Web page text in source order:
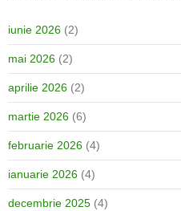
iunie 2026 (2)
mai 2026 (2)
aprilie 2026 (2)
martie 2026 (6)
februarie 2026 (4)
ianuarie 2026 (4)
decembrie 2025 (4)